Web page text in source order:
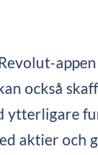
också
ytterligare
aktier och